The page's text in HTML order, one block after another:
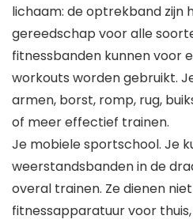
lichaam: de optrekband zijn
gereedschap voor alle
fitnessbanden kunnen voor
workouts worden gebruikt.
armen, borst, romp, rug,
of meer effectief trainen.
Je mobiele sportschool. Je
weerstandsbanden in de
overal trainen. Ze dienen
fitnessapparatuur voor